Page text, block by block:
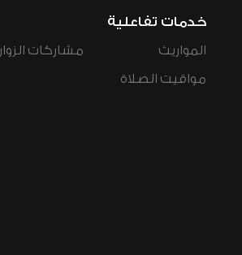
خدمات تفاعلية
المواريث
مواقيت الصلاة
مشاركات الزوار